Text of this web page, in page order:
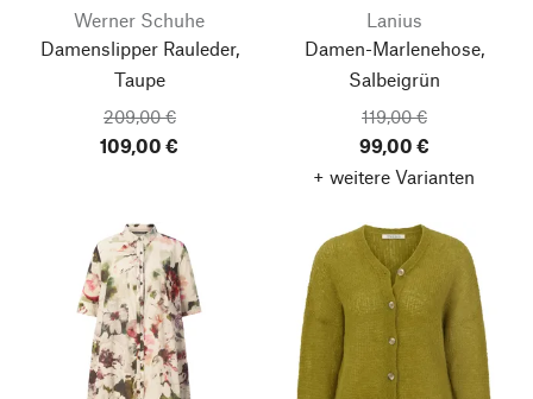
Werner Schuhe
Damenslipper Rauleder,
Taupe
209,00 €
109,00 €
Lanius
Damen-Marlenehose,
Salbeigrün
119,00 €
99,00 €
+ weitere Varianten